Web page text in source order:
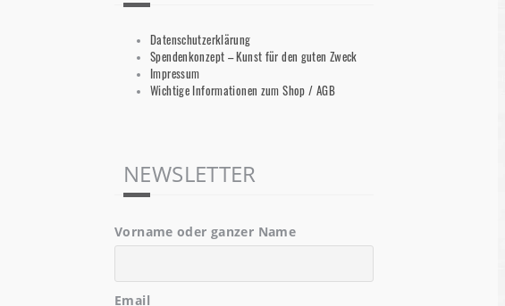
Datenschutzerklärung
Spendenkonzept – Kunst für den guten Zweck
Impressum
Wichtige Informationen zum Shop / AGB
NEWSLETTER
Vorname oder ganzer Name
Email